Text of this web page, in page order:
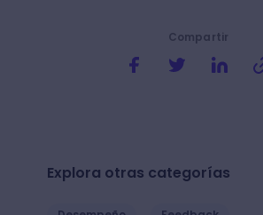
Compartir
Explora otras categorías